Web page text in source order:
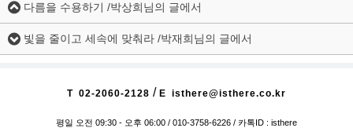
다름을 수용하기 /박상희님의 글에서
빛을 줄이고 세속에 맞춰라 /박재희님의 글에서
T 02-2060-2128 / E isthere@isthere.co.kr
평일 오전 09:30 - 오후 06:00 / 010-3758-6226 / 카톡ID : isthere